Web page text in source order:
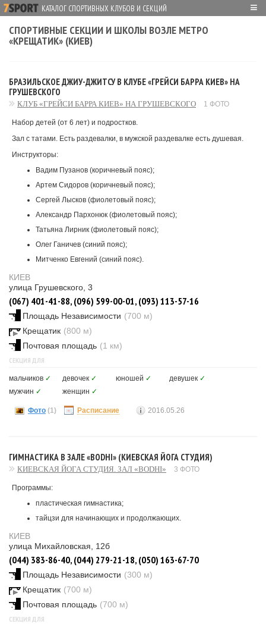
КАТАЛОГ СПОРТИВНЫХ КЛУБОВ И СЕКЦИЙ ≡
СПОРТИВНЫЕ СЕКЦИИ И ШКОЛЫ ВОЗЛЕ МЕТРО
«КРЕЩАТИК» (КИЕВ)
БРАЗИЛЬСКОЕ ДЖИУ-ДЖИТСУ В КЛУБЕ «ГРЕЙСИ БАРРА КИЕВ» НА
ГРУШЕВСКОГО
КЛУБ «ГРЕЙСИ БАРРА КИЕВ» НА ГРУШЕВСКОГО 1 ФОТО
Набор детей (от 6 лет) и подростков.
Зал с татами. Есть раздевалки, в мужской раздевалке есть душевая.
Инструкторы:
Вадим Пузанов (коричневый пояс);
Артем Сидоров (коричневый пояс);
Сергей Лысков (фиолетовый пояс);
Александр Пархонюк (фиолетовый пояс);
Татьяна Лирник (фиолетовый пояс);
Олег Ганичев (синий пояс);
Митченко Евгений (синий пояс).
КИЕВ
улица Грушевского, 3
(067) 401-41-88, (096) 599-00-01, (093) 113-57-16
Площадь Независимости (700 м)
Крещатик (800 м)
Почтовая площадь (1 км)
СЕКЦИЯ ДЛЯ
мальчиков ✓ девочек ✓ юношей ✓ девушек ✓
мужчин ✓ женщин ✓
Фото (1) Расписание 2016.05.26
ГИМНАСТИКА В ЗАЛЕ «BODHI» (КИЕВСКАЯ ЙОГА СТУДИЯ)
КИЕВСКАЯ ЙОГА СТУДИЯ. ЗАЛ «BODHI» 3 ФОТО
Программы:
пластическая гимнастика;
тайцзи для начинающих и продолжающих.
КИЕВ
улица Михайловская, 12б
(044) 383-86-40, (044) 279-21-18, (050) 163-67-70
Площадь Независимости (300 м)
Крещатик (700 м)
Почтовая площадь (700 м)
СЕКЦИЯ ДЛЯ